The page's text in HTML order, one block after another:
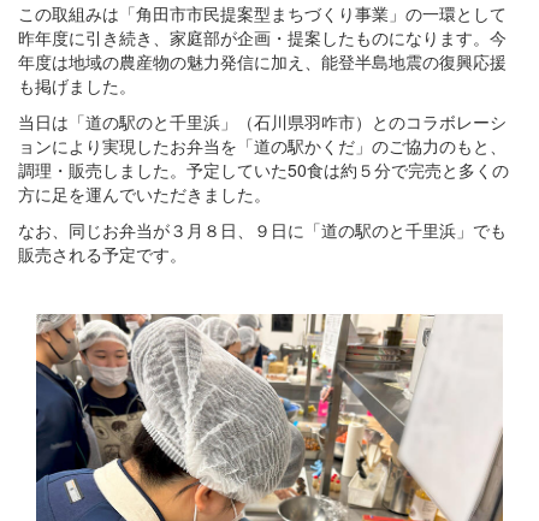
この取組みは「角田市市民提案型まちづくり事業」の一環として
昨年度に引き続き、家庭部が企画・提案したものになります。今
年度は地域の農産物の魅力発信に加え、能登半島地震の復興応援
も掲げました。
当日は「道の駅のと千里浜」（石川県羽咋市）とのコラボレーシ
ョンにより実現したお弁当を「道の駅かくだ」のご協力のもと、
調理・販売しました。予定していた50食は約５分で完売と多くの
方に足を運んでいただきました。
なお、同じお弁当が３月８日、９日に「道の駅のと千里浜」でも
販売される予定です。